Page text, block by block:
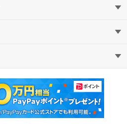
中古マンション
中古一戸建て
教えて！住まいの先生